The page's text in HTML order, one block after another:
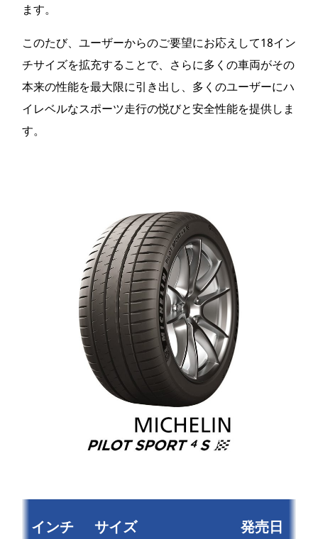
ます。
このたび、ユーザーからのご要望にお応えして18イン
チサイズを拡充することで、さらに多くの車両がその
本来の性能を最大限に引き出し、多くのユーザーにハ
イレベルなスポーツ走行の悦びと安全性能を提供しま
す。
インチ サイズ 発売日